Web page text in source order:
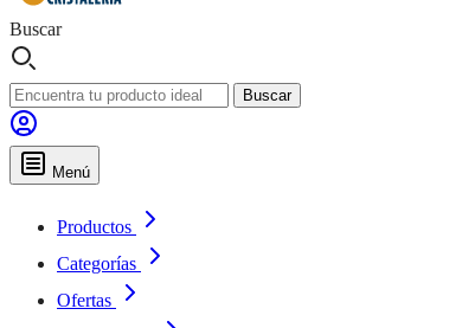
Buscar
Buscar
Menú
Productos
Categorías
Ofertas